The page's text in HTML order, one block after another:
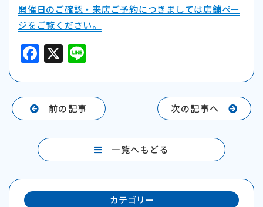
開催日のご確認・来店ご予約につきましては店舗ペー
ジをご覧ください。
F
a
c
e
b
o
o
k
X
e
前の記事
一覧へもどる
次の記事へ
カテゴリー